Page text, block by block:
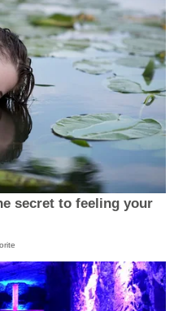
secret to feeling your